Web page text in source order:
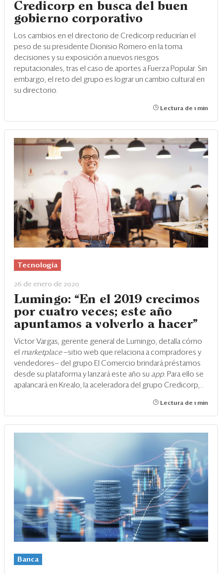
Credicorp en busca del buen
gobierno corporativo
Los cambios en el directorio de Credicorp reducirían el
peso de su presidente Dionisio Romero en la toma
decisiones y su exposición a nuevos riesgos
reputacionales, tras el caso de aportes a Fuerza Popular. Sin
embargo, el reto del grupo es lograr un cambio cultural en
su directorio.
Lectura de 1 min
Tecnología
26 de enero de 2020
Lumingo: “En el 2019 crecimos
por cuatro veces; este año
apuntamos a volverlo a hacer"
Víctor Vargas, gerente general de Lumingo, detalla cómo
el marketplace—sitio web que relaciona a compradores y
vendedores— del grupo El Comercio brindará préstamos
desde su plataforma y lanzará este año su app. Para ello se
apalancará en Krealo, la aceleradora del grupo Credicorp,...
Lectura de 1 min
Banca